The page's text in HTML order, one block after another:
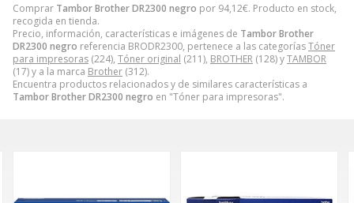
Comprar Tambor Brother DR2300 negro por 94,12€. Producto en stock,
recogida en tienda.
Precio, información, características e imágenes de Tambor Brother
DR2300 negro referencia BRODR2300, pertenece a las categoríasTóner
para impresoras (224), Tóner original (211), BROTHER (128) yTAMBOR
(17) y a la marca Brother (312).
Encuentra productos relacionados y de similares características a
Tambor Brother DR2300 negro en "Tóner para impresoras".